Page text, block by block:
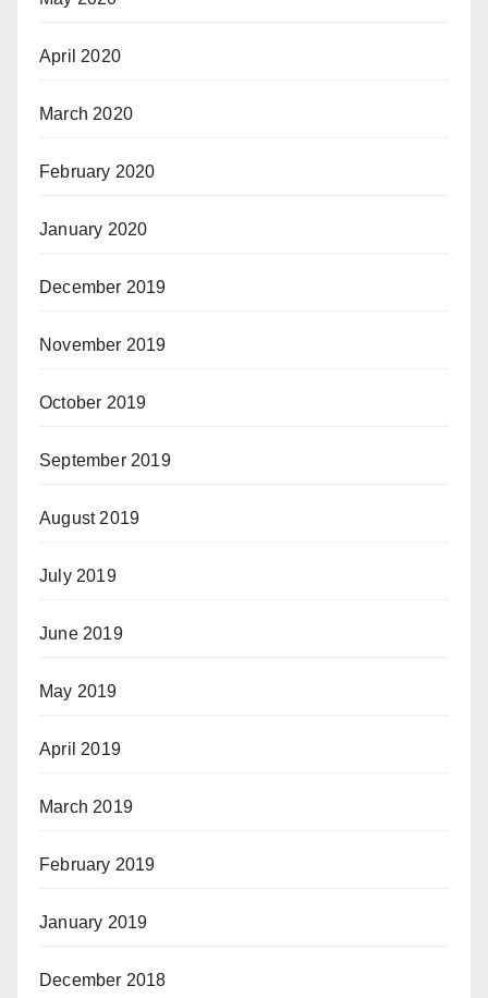
April 2020
March 2020
February 2020
January 2020
December 2019
November 2019
October 2019
September 2019
August 2019
July 2019
June 2019
May 2019
April 2019
March 2019
February 2019
January 2019
December 2018